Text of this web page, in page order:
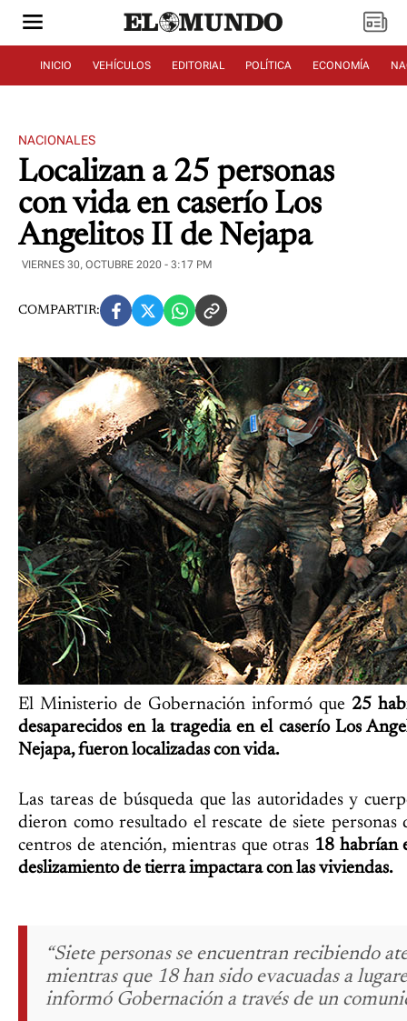
INICIO VEHÍCULOS EDITORIAL POLÍTICA ECONOMÍA
NACIONALES
Localizan a 25 personas
con vida en caserío Los
Angelitos II de Nejapa
VIERNES 30, OCTUBRE 2020 - 3:17 PM
COMPARTIR:
El Ministerio de Gobernación informó que 25
desaparecidos en la tragedia en el caserío Los
Nejapa, fueron localizadas con vida.
Las tareas de búsqueda que las autoridades y
dieron como resultado el rescate de siete personas
centros de atención, mientras que otras 18 habrían
deslizamiento de tierra impactara con las viviendas.
“Siete personas se encuentran recibiendo
mientras que 18 han sido evacuadas a
informó Gobernación a través de un